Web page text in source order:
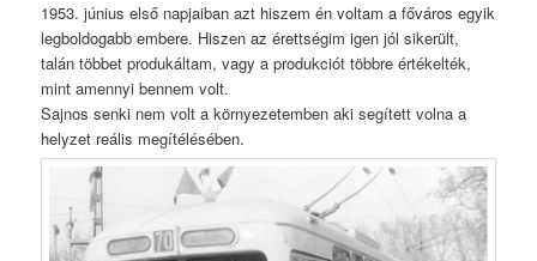
1953. június első napjaiban azt hiszem én voltam a főváros egyik
legboldogabb embere. Hiszen az érettségim igen jól sikerült,
talán többet produkáltam, vagy a produkciót többre értékelték,
mint amennyi bennem volt.
Sajnos senki nem volt a környezetemben aki segített volna a
helyzet reális megítélésében.